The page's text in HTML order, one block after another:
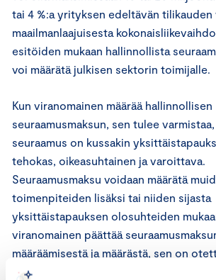
tai 4 %:a yrityksen edeltävän
maailmanlaajuisesta
esitöiden mukaan hallinnollista
voi määrätä julkisen sektorin toimijalle.
Kun viranomainen määrää hallinnollisen
seuraamusmaksun, sen tulee
seuraamus on kussakin
tehokas, oikeasuhtainen ja varoittava.
Seuraamusmaksu voidaan määrätä
toimenpiteiden lisäksi tai niiden sijasta
yksittäistapauksen olosuhteiden
viranomainen päättää
määräämisestä ja määrästä, sen on
huomioon muun muassa rikkomisen